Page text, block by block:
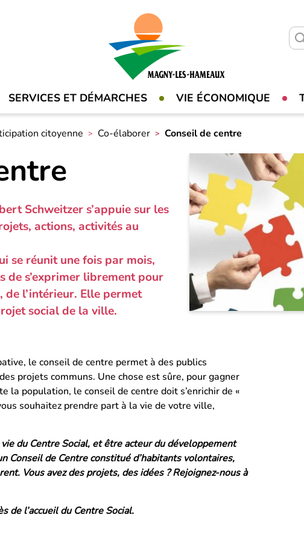
SERVICES ET DÉMARCHES VIE ÉCONOMIQUE
citoyenne Co-élaborer Conseil de centre
Schweitzer s’appuie sur les
actions, activités au
se réunit une fois par mois,
s’exprimer librement pour
l’intérieur. Elle permet
social de la ville.
le conseil de centre permet à des publics
projets communs. Une chose est sûre, pour gagner
la population, le conseil de centre doit s’enrichir de «
souhaitez prendre part à la vie de votre ville,
du Centre Social, et être acteur du développement
Conseil de Centre constitué d’habitants volontaires,
Vous avez des projets, des idées ? Rejoignez-nous à
de l’accueil du Centre Social.